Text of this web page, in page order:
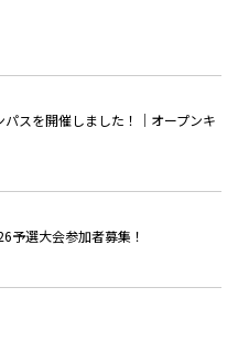
スを開催しました！｜オープンキ
予選大会参加者募集！